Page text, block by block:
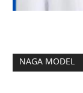
NAGA MODEL